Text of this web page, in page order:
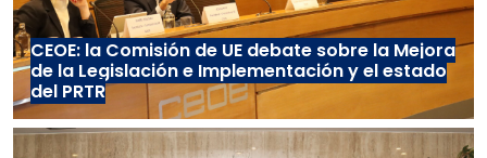
CEOE: la Comisión de UE debate sobre la Mejora
de la Legislación e Implementación y el estado
del PRTR